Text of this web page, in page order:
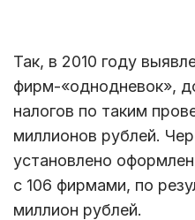
Так, в 2010 году
фирм-«однодневок»,
налогов по таким
миллионов рублей.
установлено
с 106 фирмами, по
миллион рублей.